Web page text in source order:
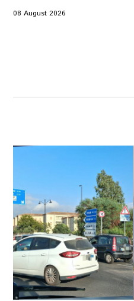
08 August 2026